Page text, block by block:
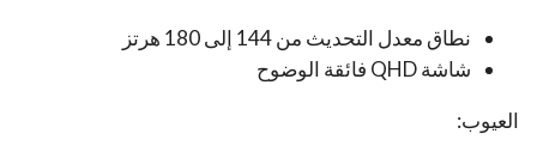
نطاق معدل التحديث من 144 إلى 180 هرتز
شاشة QHD فائقة الوضوح
العيوب: